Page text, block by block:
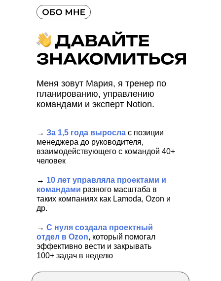
Меня зовут Мария, я тренер по
планированию, управлению
командами и эксперт Notion.
→ За 1,5 года выросла с позиции
менеджера до руководителя,
взаимодействующего с командой 40+
человек
→ С нуля создала проектный
отдел в Ozon, который помогал
эффективно вести и закрывать
100+ задач в неделю
→ 10 лет управляла проектами и
командами разного масштаба в
таких компаниях как Lamoda, Ozon и
др.